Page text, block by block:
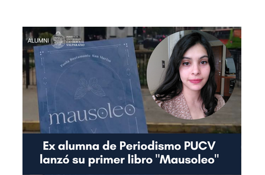
PUCV Internacional
Vinculación con el Medio
Admisión
Pregrado
Postgrado